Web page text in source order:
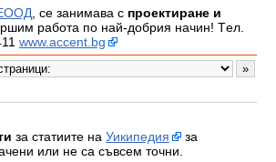
, се занимава с проектиране и
работа по най-добрия начин! Tел.
www.accent.bg
за статиите на Уикипедия
за
или не са съвсем точни.